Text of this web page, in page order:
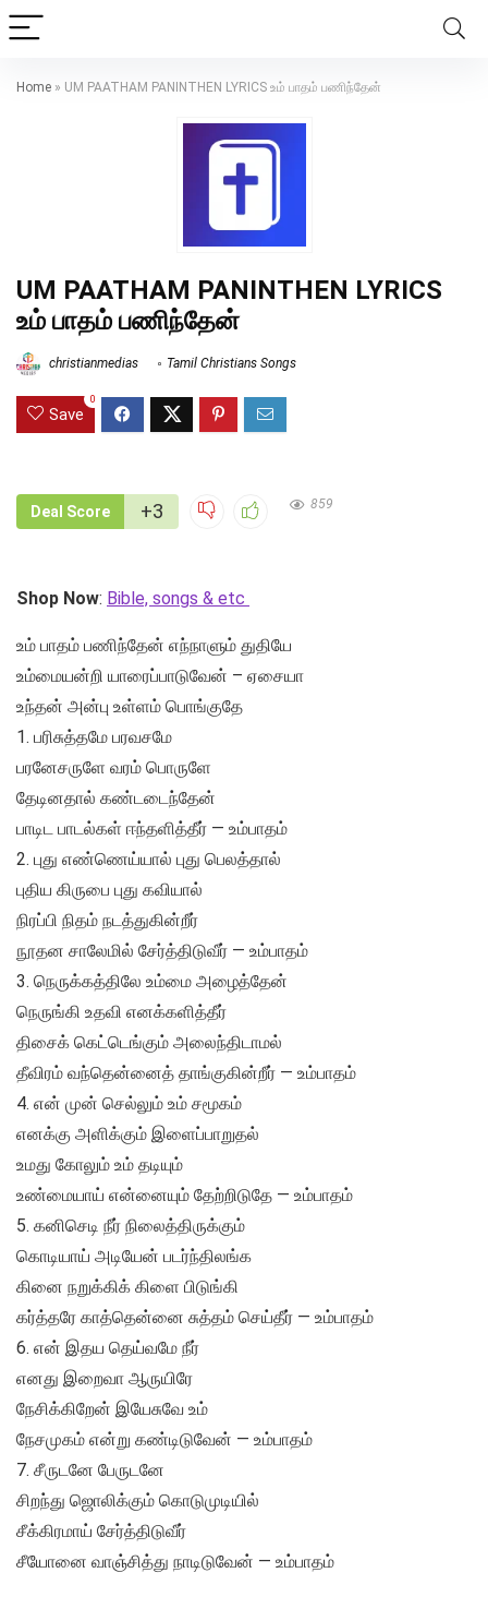
Home » UM PAATHAM PANINTHEN LYRICS உம் பாதம் பணிந்தேன்
UM PAATHAM PANINTHEN LYRICS
உம் பாதம் பணிந்தேன்
christianmedias Tamil Christians Songs
Save
0
Deal Score +3 859
Shop Now: Bible, songs & etc
உம் பாதம் பணிந்தேன் எந்நாளும் துதியே
உம்மையன்றி யாரைப்பாடுவேன் – ஏசையா
உந்தன் அன்பு உள்ளம் பொங்குதே
1. பரிசுத்தமே பரவசமே
பரனேசருளே வரம் பொருளே
தேடினதால் கண்டடைந்தேன்
பாடிட பாடல்கள் ஈந்தளித்தீர் — உம்பாதம்
2. புது எண்ணெய்யால் புது பெலத்தால்
புதிய கிருபை புது கவியால்
நிரப்பி நிதம் நடத்துகின்றீர்
நூதன சாலேமில் சேர்த்திடுவீர் — உம்பாதம்
3. நெருக்கத்திலே உம்மை அழைத்தேன்
நெருங்கி உதவி எனக்களித்தீர்
திசைக் கெட்டெங்கும் அலைந்திடாமல்
தீவிரம் வந்தென்னைத் தாங்குகின்றீர் — உம்பாதம்
4. என் முன் செல்லும் உம் சமூகம்
எனக்கு அளிக்கும் இளைப்பாறுதல்
உமது கோலும் உம் தடியும்
உண்மையாய் என்னையும் தேற்றிடுதே — உம்பாதம்
5. கனிசெடி நீர் நிலைத்திருக்கும்
கொடியாய் அடியேன் படர்ந்திலங்க
கினை நறுக்கிக் கிளை பிடுங்கி
கர்த்தரே காத்தென்னை சுத்தம் செய்தீர் — உம்பாதம்
6. என் இதய தெய்வமே நீர்
எனது இறைவா ஆருயிரே
நேசிக்கிறேன் இயேசுவே உம்
நேசமுகம் என்று கண்டிடுவேன் — உம்பாதம்
7. சீருடனே பேருடனே
சிறந்து ஜொலிக்கும் கொடுமுடியில்
சீக்கிரமாய் சேர்த்திடுவீர்
சீயோனை வாஞ்சித்து நாடிடுவேன் — உம்பாதம்